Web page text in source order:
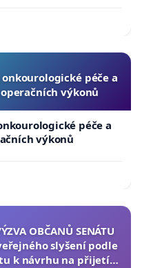
péče a
výkonů
péče a
výkonů
OBČANŮ SENÁTU
slyšení podle
k návrhu na přijetí